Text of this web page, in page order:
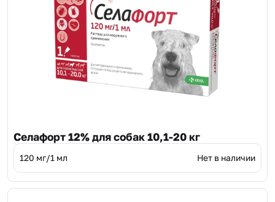
Селафорт 12% для собак 10,1-20 кг
120 мг/1 мл Нет в наличии